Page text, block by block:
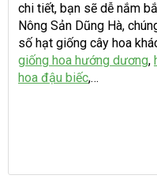
chi tiết, bạn sẽ dễ nắm
Nông Sản Dũng Hà,
số hạt giống cây hoa
giống hoa hướng dương,
hoa đậu biếc,…